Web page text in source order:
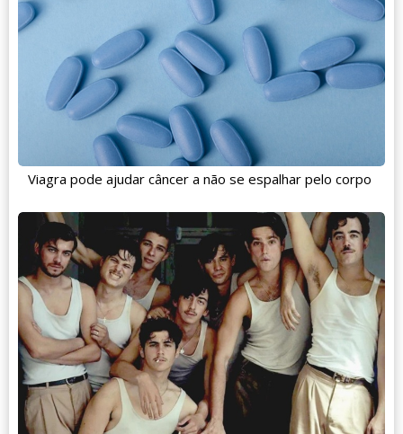
Viagra pode ajudar câncer a não se espalhar pelo corpo